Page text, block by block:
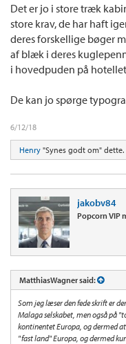
Det er jo i store træk
store krav, de har haft
deres forskellige bøger
af blæk i deres
i hovedpuden på
De kan jo spørge
6/12/18
Henry "Synes godt om" dette.
jakobv84
Popcorn VIP
MatthiasWagner said:
Som jeg læser den fede skrift er
Malaga selskabet, men også på
kontinentet Europa, og dermed
"fast land" Europa, og dermed